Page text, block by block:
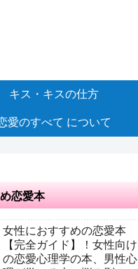
キス・キスの仕方
愛のすべて について
恋愛本
女性におすすめの恋愛本
【完全ガイド】！女性向け
の恋愛心理学の本、男性心